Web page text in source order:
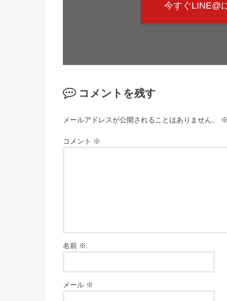
今すぐLINE@
コメントを残す
メールアドレスが公開されることはありません。
コメント ※
名前 ※
メール ※